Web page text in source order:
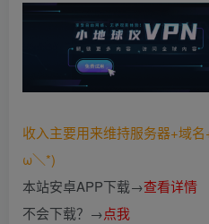
收入主要用来维持服务器+域
ω＼*)
本站安卓APP下载→查看详情
不会下载？→点我